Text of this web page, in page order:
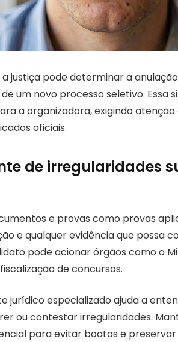
a justiça pode determinar a
um novo processo seletivo. Essa
a organizadora, exigindo
oficiais.
de irregularidades
e provas como provas
e qualquer evidência que possa
pode acionar órgãos como o
de concursos.
jurídico especializado ajuda a
ou contestar irregularidades.
para evitar boatos e